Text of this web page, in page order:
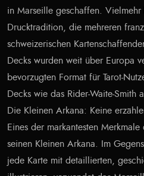
in Marseille geschaffen.
Drucktradition, die mehreren
schweizerischen
Decks wurden weit über Europa
bevorzugten Format für Tarot-
Decks wie das Rider-Waite-Smith
Die Kleinen Arkana: Keine
Eines der markantesten
seinen Kleinen Arkana. Im
jede Karte mit detaillierten,